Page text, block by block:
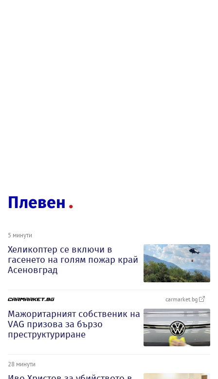
Плевен
5 минути
Хеликоптер се включи в
гасенето на голям пожар край
Асеновград
carmarket.bg
Мажоритарният собственик на
VAG призова за бързо
преструктуриране
28 минути